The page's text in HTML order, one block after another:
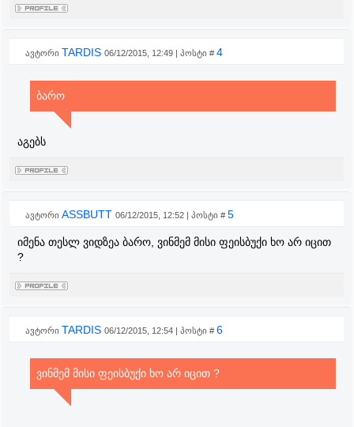
ავტორი TARDIS 06/12/2015, 12:49 | პოსტი # 4
ბარო
აგებს
ავტორი ASSBUTT 06/12/2015, 12:52 | პოსტი # 5
იმენა თესლ ვიდზეა ბარო, ვინმემ მისი ფეისბუქი ხო არ იცით
?
ავტორი TARDIS 06/12/2015, 12:54 | პოსტი # 6
ვინმემ მისი ფეისბუქი ხო არ იცით ?